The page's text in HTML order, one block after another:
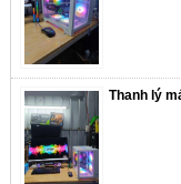
Thanh lý